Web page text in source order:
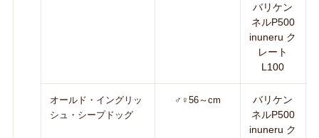
バリケン
ネルP500
inuneru ク
レート
L100
オールド・イングリッ
シュ・シープドッグ
♂♀56～cm
バリケン
ネルP500
inuneru ク